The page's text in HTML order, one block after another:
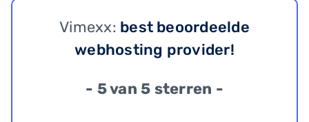
Vimexx: best beoordeelde
webhosting provider!
- 5 van 5 sterren -